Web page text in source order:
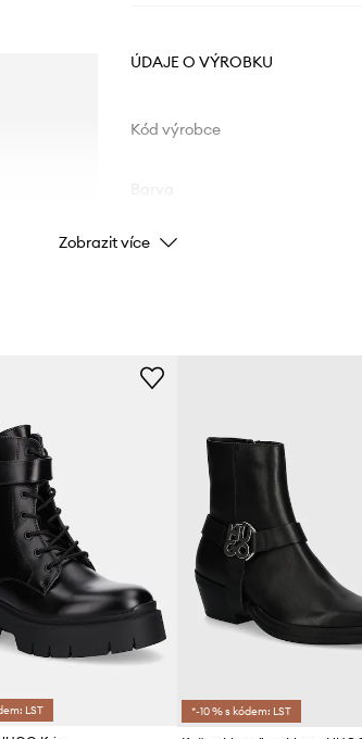
ÚDAJE O VÝROBKU
Kód výrobce
Značka
ID produktu
Zobrazit více
LST *-10 % s kódem: LST